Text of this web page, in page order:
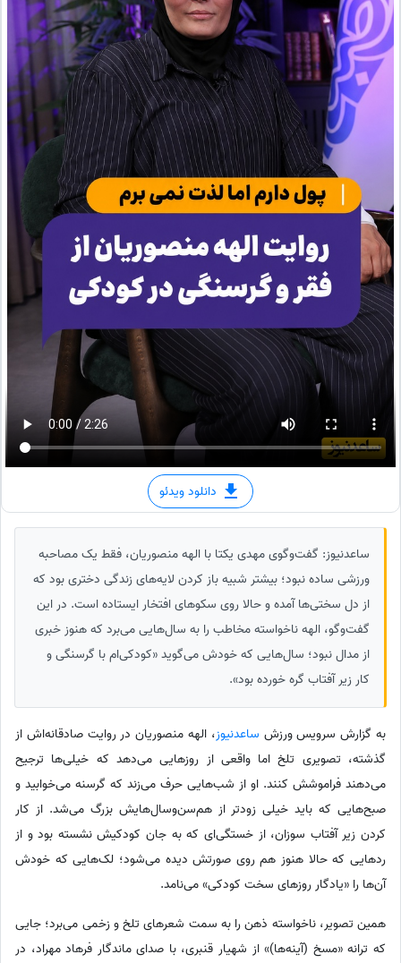
دانلود ویدئو
ساعدنیوز: گفت‌وگوی مهدی یکتا با الهه منصوریان، فقط یک مصاحبه
ورزشی ساده نبود؛ بیشتر شبیه باز کردن لایه‌های زندگی دختری بود که
از دل سختی‌ها آمده و حالا روی سکوهای افتخار ایستاده است. در این
گفت‌وگو، الهه ناخواسته مخاطب را به سال‌هایی می‌برد که هنوز خبری
از مدال نبود؛ سال‌هایی که خودش می‌گوید «کودکی‌ام با گرسنگی و
کار زیر آفتاب گره خورده بود».
به گزارش سرویس ورزش ساعدنیوز، الهه منصوریان در روایت صادقانه‌اش از
گذشته، تصویری تلخ اما واقعی از روزهایی می‌دهد که خیلی‌ها ترجیح
می‌دهند فراموشش کنند. او از شب‌هایی حرف می‌زند که گرسنه می‌خوابید و
صبح‌هایی که باید خیلی زودتر از هم‌سن‌وسال‌هایش بزرگ می‌شد. از کار
کردن زیر آفتاب سوزان، از خستگی‌ای که به جان کودکیش نشسته بود و از
ردهایی که حالا هنوز هم روی صورتش دیده می‌شود؛ لک‌هایی که خودش
آن‌ها را «یادگار روزهای سخت کودکی» می‌نامد.
همین تصویر، ناخواسته ذهن را به سمت شعرهای تلخ و زخمی می‌برد؛ جایی
که ترانه «مسخ (آینه‌ها)» از شهیار قنبری، با صدای ماندگار فرهاد مهراد، در